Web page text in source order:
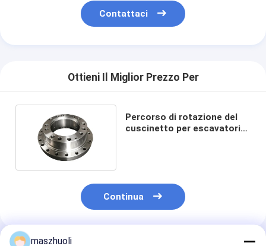
Contattaci
Ottieni Il Miglior Prezzo Per
Percorso di rotazione del
cuscinetto per escavatori
Continua
maszhuoli